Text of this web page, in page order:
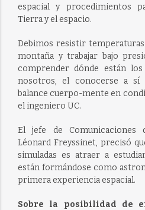
espacial y procedimientos
Tierra y el espacio.
Debimos resistir
montaña y trabajar bajo
comprender dónde están
nosotros, el conocerse a
balance cuerpo-mente en
el ingeniero UC.
El jefe de Comunicaciones
Léonard Freyssinet, precisó
simuladas es atraer a
están formándose como
primera experiencia espacial.
Sobre la posibilidad de